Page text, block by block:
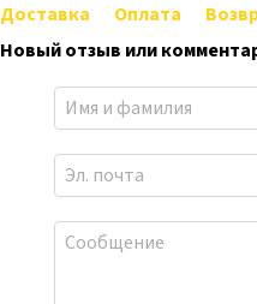
Доставка Оплата
Новый отзыв или